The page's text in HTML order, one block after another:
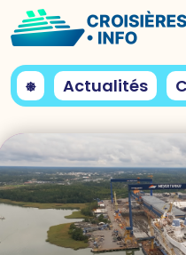
⎈ Actualités